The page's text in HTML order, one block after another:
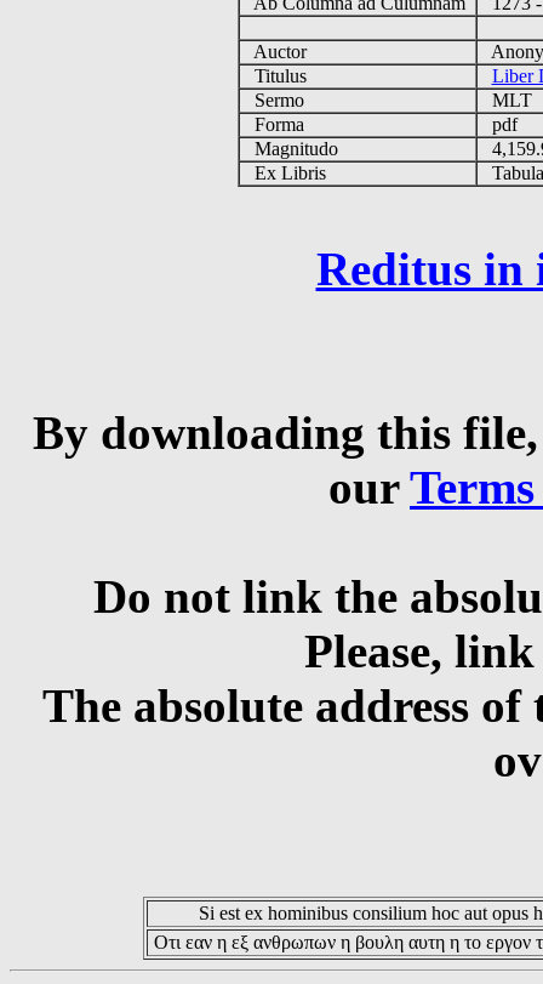
Auctor
Titulus
Liber
Sermo
MLT
Forma
pdf
Magnitudo
Ex Libris
Reditus in
By downloading this
our
Do not link the
Please,
The absolute address
Si est ex hominibus consilium hoc aut opus
Οτι εαν η εξ ανθρωπων η βουλη αυτη η το εργον